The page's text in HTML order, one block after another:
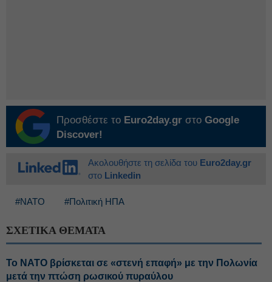
Προσθέστε το Euro2day.gr στο Google
Discover!
Ακολουθήστε τη σελίδα του Euro2day.gr
στο Linkedin
#ΝΑΤΟ #Πολιτική ΗΠΑ
ΣΧΕΤΙΚΑ ΘΕΜΑΤΑ
Το ΝΑΤΟ βρίσκεται σε «στενή επαφή» με την Πολωνία
μετά την πτώση ρωσικού πυραύλου